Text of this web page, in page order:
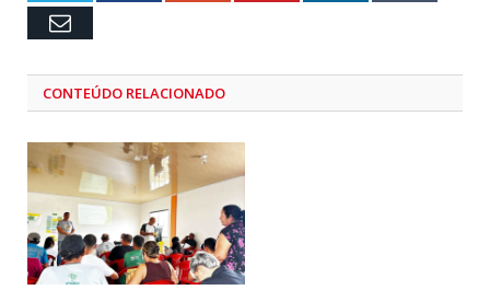
Email
CONTEÚDO RELACIONADO